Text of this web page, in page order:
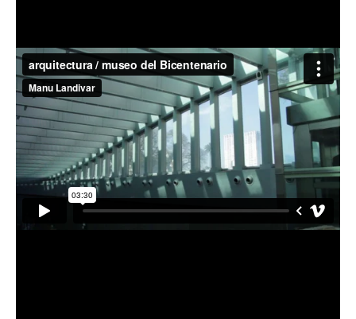
DOCUMENTALES
360°
OTROS
AUTORES
BLOG